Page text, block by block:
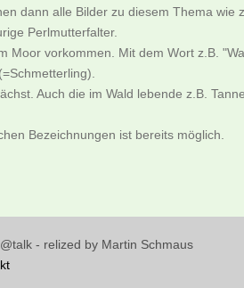
dann alle Bilder zu diesem Thema wie
Perlmutterfalter.
Moor vorkommen. Mit dem Wort z.B.
Auch die im Wald lebende z.B.
Bezeichnungen ist bereits möglich.
- relized by Martin Schmaus